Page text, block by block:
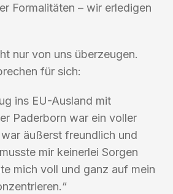
Formalitäten – wir erledigen
nur von uns überzeugen.
für sich:
ins EU-Ausland mit
Paderborn war ein voller
äußerst freundlich und
mir keinerlei Sorgen
mich voll und ganz auf mein